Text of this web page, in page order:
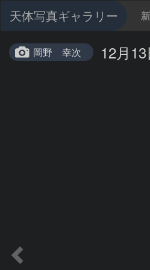
天体写真ギャラリー
岡野 幸次 12月